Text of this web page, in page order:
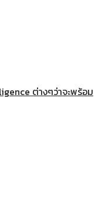
ต่างๆว่าจะพร้อม